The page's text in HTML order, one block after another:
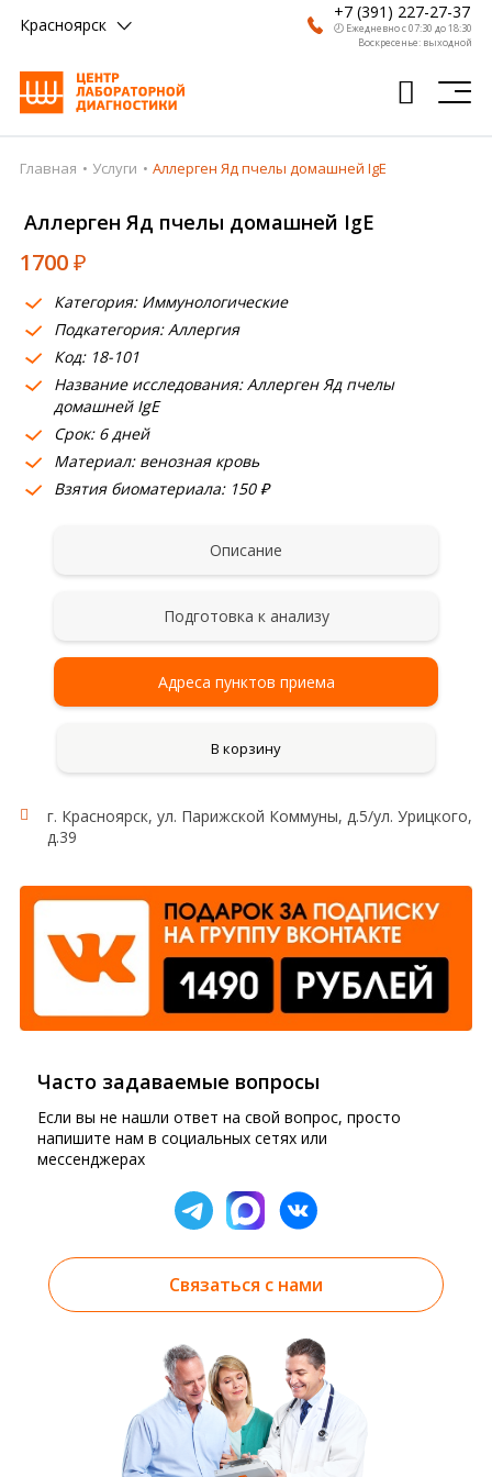
Красноярск
+7 (391) 227-27-37
🕗 Ежедневно с 07:30 до 18:30
Воскресенье: выходной
Главная
Анализы
Врачи
Получить результат
Пациентам
О компании
Где сдать
Партнерам
Главная Услуги Аллерген Яд пчелы домашней IgE
Аллерген Яд пчелы домашней IgE
1700₽
Категория: Иммунологические
Подкатегория: Аллергия
Код: 18-101
Название исследования: Аллерген Яд пчелы
домашней IgE
Срок: 6 дней
Материал: венозная кровь
Взятия биоматериала: 150 ₽
Описание
Подготовка к анализу
Адреса пунктов приема
В корзину
г. Красноярск, ул. Парижской Коммуны, д.5/ул. Урицкого,
д.39
Часто задаваемые вопросы
Если вы не нашли ответ на свой вопрос, просто
напишите нам в социальных сетях или
мессенджерах
Связаться с нами